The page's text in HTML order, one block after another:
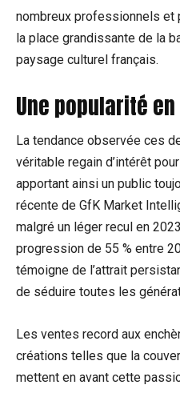
nombreux professionnels et
la place grandissante de la
paysage culturel français.
Une popularité
La tendance observée ces
véritable regain d’intérêt
apportant ainsi un public
récente de GfK Market
malgré un léger recul en
progression de 55 % entre
témoigne de l’attrait
de séduire toutes les
Les ventes record aux
créations telles que la
mettent en avant cette